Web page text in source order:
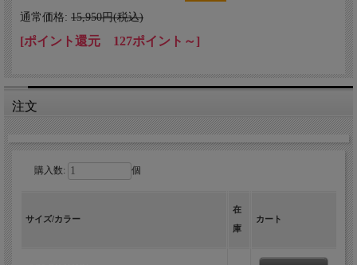
通常価格: 15,950円(税込)
[ポイント還元 127ポイント～]
注文
購入数: 個
サイズ/カラー
在
庫
カート